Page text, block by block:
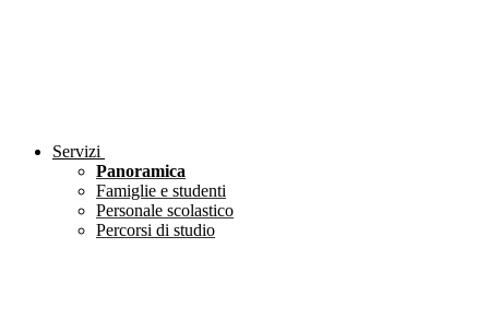
Servizi
Panoramica
Famiglie e studenti
Personale scolastico
Percorsi di studio